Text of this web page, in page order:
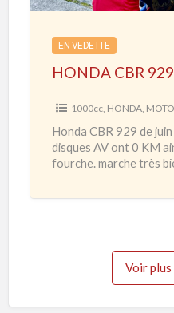
d
2
B
e
EN VEDETTE
HONDA CBR
1000cc, HONDA,
Honda CBR 929 de
disques AV ont 0 KM
fourche. marche très
Voir plus